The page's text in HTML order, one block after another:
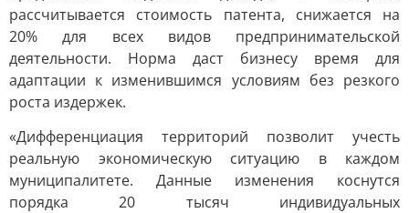
рассчитывается стоимость патента, снижается на
20% для всех видов предпринимательской
деятельности. Норма даст бизнесу время для
адаптации к изменившимся условиям без резкого
роста издержек.
«Дифференциация территорий позволит учесть
реальную экономическую ситуацию в каждом
муниципалитете. Данные изменения коснутся
порядка 20 тысяч индивидуальных